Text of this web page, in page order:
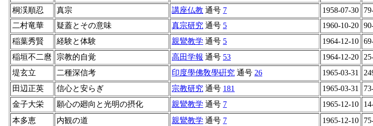
桐渓順忍
真宗 講座仏教 通号 7 1958-07-30
二村竜華
疑蓋とその意味 真宗研究 通号 5 1960-10-20
稲葉秀賢
経験と体験 親鸞教学 通号 5 1964-12-10
稲垣不二麿
宗教的自覚 高田学報 通号 53 1964-12-20
堤玄立
二種深信考 印度學佛敎學硏究 通号 26 1965-03-31
田辺正英
信心と安らぎ 宗教研究 通号 181 1965-03-31
金子大栄
願心の廻向と光明の摂化 親鸞教学 通号 7 1965-12-10
本多恵
内観の道 親鸞教学 通号 7 1965-12-10